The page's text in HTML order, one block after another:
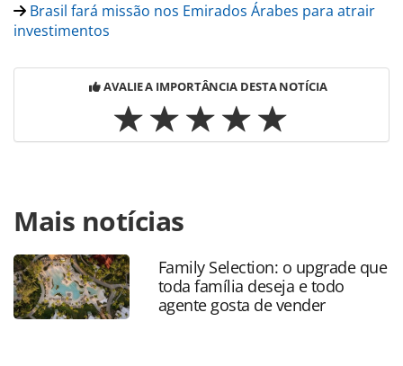
Brasil fará missão nos Emirados Árabes para atrair
investimentos
AVALIE A IMPORTÂNCIA DESTA NOTÍCIA
https://www.panrotas.com.br/mercado/economia-e-
politica/2018/06/mtur-e-embratur-lancam-nova-
campanha-na-copa-da-russia_156568.html ou as
ferramentas oferecidas na página. Todo o conteúdo
produzido pela PANROTAS Editora é protegido pela
legislação brasileira sobre direito autoral. Não reproduza o
Mais notícias
Family Selection: o upgrade que
toda família deseja e todo
agente gosta de vender